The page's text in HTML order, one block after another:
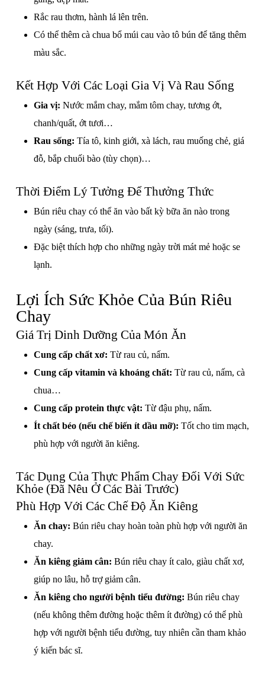
Rắc rau thơm, hành lá lên trên.
Có thể thêm cà chua bổ múi cau vào tô bún để tăng thêm
màu sắc.
Kết Hợp Với Các Loại Gia Vị Và Rau Sống
Gia vị: Nước mắm chay, mắm tôm chay, tương ớt,
chanh/quất, ớt tươi…
Rau sống: Tía tô, kinh giới, xà lách, rau muống chẻ, giá
đỗ, bắp chuối bào (tùy chọn)…
Thời Điểm Lý Tưởng Để Thưởng Thức
Bún riêu chay có thể ăn vào bất kỳ bữa ăn nào trong
ngày (sáng, trưa, tối).
Đặc biệt thích hợp cho những ngày trời mát mẻ hoặc se
lạnh.
Lợi Ích Sức Khỏe Của Bún Riêu
Chay
Giá Trị Dinh Dưỡng Của Món Ăn
Cung cấp chất xơ: Từ rau củ, nấm.
Cung cấp vitamin và khoáng chất: Từ rau củ, nấm, cà
chua…
Cung cấp protein thực vật: Từ đậu phụ, nấm.
Ít chất béo (nếu chế biến ít dầu mỡ): Tốt cho tim mạch,
phù hợp với người ăn kiêng.
Tác Dụng Của Thực Phẩm Chay Đối Với Sức
Khỏe (Đã Nêu Ở Các Bài Trước)
Phù Hợp Với Các Chế Độ Ăn Kiêng
Ăn chay: Bún riêu chay hoàn toàn phù hợp với người ăn
chay.
Ăn kiêng giảm cân: Bún riêu chay ít calo, giàu chất xơ,
giúp no lâu, hỗ trợ giảm cân.
Ăn kiêng cho người bệnh tiểu đường: Bún riêu chay
(nếu không thêm đường hoặc thêm ít đường) có thể phù
hợp với người bệnh tiểu đường, tuy nhiên cần tham khảo
ý kiến bác sĩ.